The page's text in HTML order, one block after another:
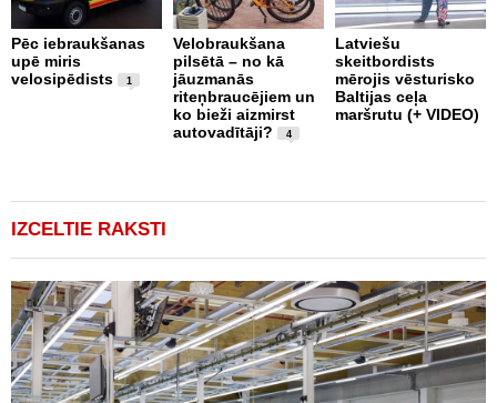
Pēc iebraukšanas
upē miris
velosipēdists
1
Velobraukšana
pilsētā – no kā
jāuzmanās
riteņbraucējiem un
ko bieži aizmirst
autovadītāji?
4
Latviešu
skeitbordists
mērojis vēsturisko
Baltijas ceļa
maršrutu (+ VIDEO)
IZCELTIE RAKSTI